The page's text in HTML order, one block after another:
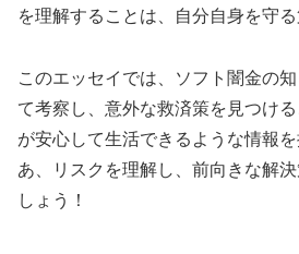
を理解することは、自分自身を守る
このエッセイでは、ソフト闇金の
て考察し、意外な救済策を見つけ
が安心して生活できるような情報
あ、リスクを理解し、前向きな解
しょう！